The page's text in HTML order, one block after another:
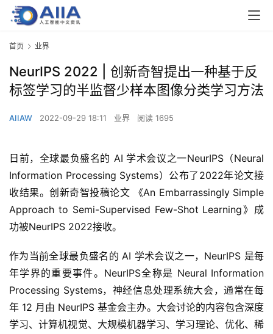
首页 业界
NeurIPS 2022 | 创新奇智提出一种基于反
标签学习的半监督少样本图像分类学习方法
AIIAW 2022-09-29 18:11 业界 阅读 1695
日前，全球最负盛名的 AI 学术会议之一NeurIPS（Neural
Information Processing Systems）公布了2022年论文接
收结果。创新奇智投稿论文 《An Embarrassingly Simple
Approach to Semi-Supervised Few-Shot Learning》成
功被NeurIPS 2022接收。
作为当前全球最负盛名的 AI 学术会议之一，NeurIPS 是每
年学界的重要事件。NeurIPS全称是 Neural Information
Processing Systems，神经信息处理系统大会，通常在每
年 12 月由 NeurIPS 基金会主办。大会讨论的内容包含深度
学习、计算机视觉、大规模机器学习、学习理论、优化、稀